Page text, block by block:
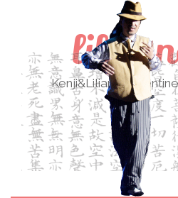
Kenji&Liliana
Skip to content